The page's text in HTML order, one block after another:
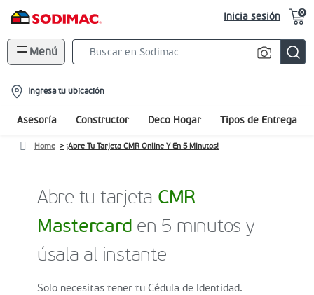
Inicia sesión 0
Menú
location-
icon
Ingresa tu ubicación
Asesoría Constructor Deco Hogar Tipos de Entrega
Home ¡Abre Tu Tarjeta CMR Online Y En 5 Minutos!
Abre tu tarjeta CMR
Mastercard en 5 minutos y
úsala al instante
Solo necesitas tener tu Cédula de Identidad.